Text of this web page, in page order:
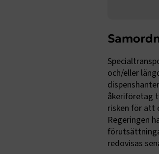
och/eller
åkeriföretag
risken för att
Regeringen
redovisas